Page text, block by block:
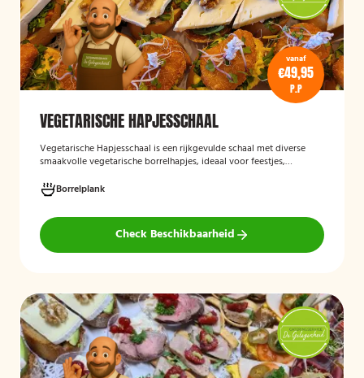
vanaf
€49,95
P.P
VEGETARISCHE HAPJESSCHAAL
Vegetarische Hapjesschaal is een rijkgevulde schaal met diverse
smaakvolle vegetarische borrelhapjes, ideaal voor feestjes,
een gevarieerde selectie van vegetarische lekkernijen die direct
klaar zijn om te serveren en geschikt zijn voor gasten die bewust of
volledig vegetarisch eten.
Borrelplank
Check Beschikbaarheid